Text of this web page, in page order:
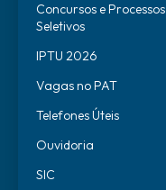
Concursos e Processos
Seletivos
IPTU 2026
Vagas no PAT
Telefones Úteis
Ouvidoria
SIC